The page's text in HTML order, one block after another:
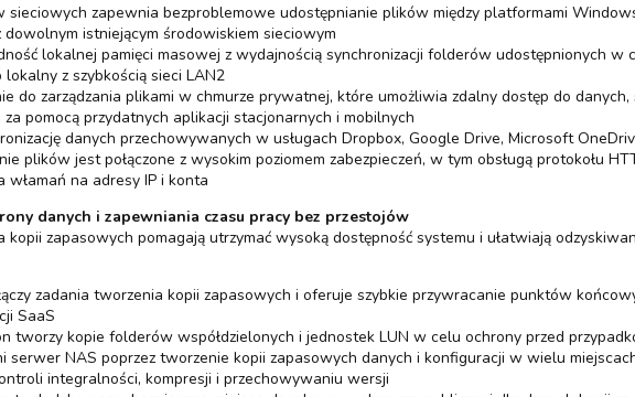
sieciowych zapewnia bezproblemowe udostępnianie plików między platformami
istniejącym środowiskiem sieciowym
lokalnej pamięci masowej z wydajnością synchronizacji folderów udostępnionych w
z szybkością sieci LAN2
do zarządzania plikami w chmurze prywatnej, które umożliwia zdalny dostęp do
pomocą przydatnych aplikacji stacjonarnych i mobilnych
danych przechowywanych w usługach Dropbox, Google Drive, Microsoft
plików jest połączone z wysokim poziomem zabezpieczeń, w tym obsługą protokołu
na adresy IP i konta
danych i zapewniania czasu pracy bez przestojów
zapasowych pomagają utrzymać wysoką dostępność systemu i ułatwiają
zadania tworzenia kopii zapasowych i oferuje szybkie przywracanie punktów
SaaS
tworzy kopie folderów współdzielonych i jednostek LUN w celu ochrony przed
serwer NAS poprzez tworzenie kopii zapasowych danych i konfiguracji w wielu
integralności, kompresji i przechowywaniu wersji